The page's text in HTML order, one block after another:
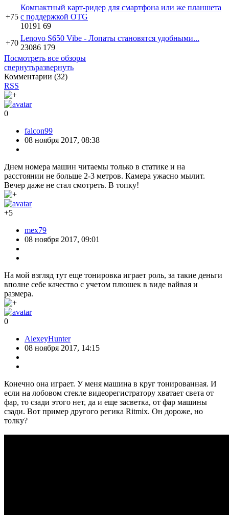
+75
Компактный карт-ридер для смартфона или же планшета
с поддержкой OTG
10191 69
+70
Lenovo S650 Vibe - Лопаты становятся удобными...
23086 179
Посмотреть все обзоры
свернутьразвернуть
Комментарии (32)
RSS
0
falcon99
08 ноября 2017, 08:38
Днем номера машин читаемы только в статике и на
расстоянии не больше 2-3 метров. Камера ужасно мылит.
Вечер даже не стал смотреть. В топку!
+5
mex79
08 ноября 2017, 09:01
На мой взгляд тут еще тонировка играет роль, за такие деньги
вполне себе качество с учетом плюшек в виде вайвая и
размера.
0
AlexeyHunter
08 ноября 2017, 14:15
Конечно она играет. У меня машина в круг тонированная. И
если на лобовом стекле видеорегистратору хватает света от
фар, то сзади этого нет, да и еще засветка, от фар машины
сзади. Вот пример другого регика Ritmix. Он дороже, но
толку?